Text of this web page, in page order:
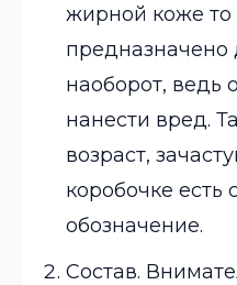
жирной коже то
предназначено
наоборот, ведь
нанести вред.
возраст,
коробочке есть
обозначение.
Состав.